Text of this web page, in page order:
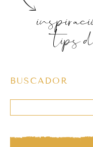
tips
BUSCADOR